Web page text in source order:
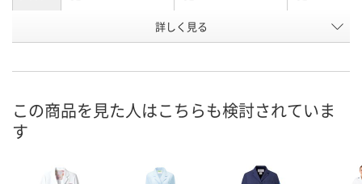
サックス
号
お届け日
数量
詳しく見る
この商品を見た人はこちらも検討されていま
す